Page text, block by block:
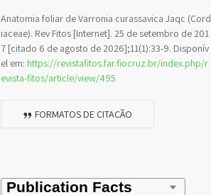
Anatomia foliar de Varronia curassavica Jaqc (Cord
iaceae). Rev Fitos [Internet]. 25 de setembro de 201
7 [citado 6 de agosto de 2026];11(1):33-9. Disponív
el em: https://revistafitos.far.fiocruz.br/index.php/r
evista-fitos/article/view/495
FORMATOS DE CITAÇÃO